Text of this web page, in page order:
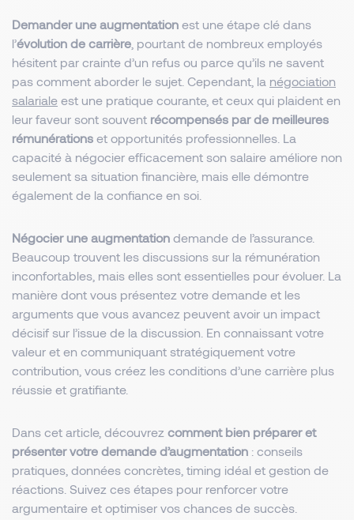
Demander une augmentation est une étape clé dans
l’évolution de carrière , pourtant de nombreux employés
hésitent par crainte d’un refus ou parce qu’ils ne savent
pas comment aborder le sujet. Cependant, la négociation
salariale est une pratique courante, et ceux qui plaident en
leur faveur sont souvent récompensés par de meilleures
rémunérations et opportunités professionnelles. La
capacité à négocier efficacement son salaire améliore non
seulement sa situation financière, mais elle démontre
également de la confiance en soi.
Négocier une augmentation demande de l’assurance.
Beaucoup trouvent les discussions sur la rémunération
inconfortables, mais elles sont essentielles pour évoluer. La
manière dont vous présentez votre demande et les
arguments que vous avancez peuvent avoir un impact
décisif sur l’issue de la discussion. En connaissant votre
valeur et en communiquant stratégiquement votre
contribution, vous créez les conditions d’une carrière plus
réussie et gratifiante.
Dans cet article, découvrez comment bien préparer et
présenter votre demande d’augmentation : conseils
pratiques, données concrètes, timing idéal et gestion de
réactions. Suivez ces étapes pour renforcer votre
argumentaire et optimiser vos chances de succès.